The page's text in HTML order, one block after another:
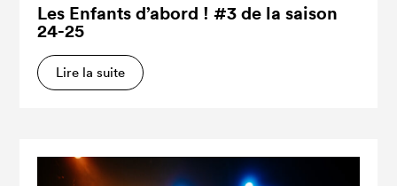
Les Enfants d’abord ! #3 de la saison
24-25
Lire la suite